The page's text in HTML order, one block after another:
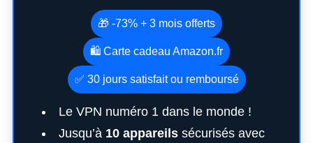
🎁 -73% + 3 mois offerts
🛍️ Carte cadeau Amazon.fr
✅ 30 jours satisfait ou remboursé
Le VPN numéro 1 dans le monde !
Jusqu’à 10 appareilssécurisés avec